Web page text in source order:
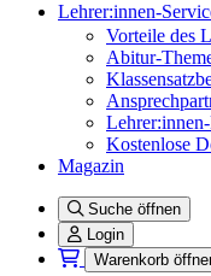
Lehrer:innen-
Vorteile des
Abitur-
Kostenlose
Magazin
Suche öffnen
Login
Warenkorb